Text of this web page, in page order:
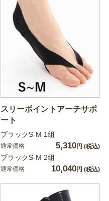
スリーポイントアーチサポ
ート
ブラックS-M 1組
通常価格 5,310円 (税込)
ブラックS-M 2組
通常価格 10,040円 (税込)